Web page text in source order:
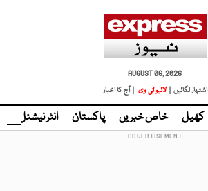
AUGUST 06, 2026
اشتہار لگائیں |
لائیو ٹی وی | آج کا اخبار
کھیل خاص خبریں پاکستان انٹر نیشنل